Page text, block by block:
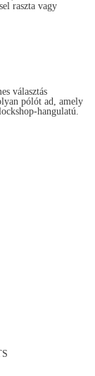
raszta vagy
választás
pólót ad, amely
hangulatú.